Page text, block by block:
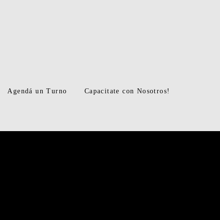
Agendá un Turno Capacitate con Nosotros!